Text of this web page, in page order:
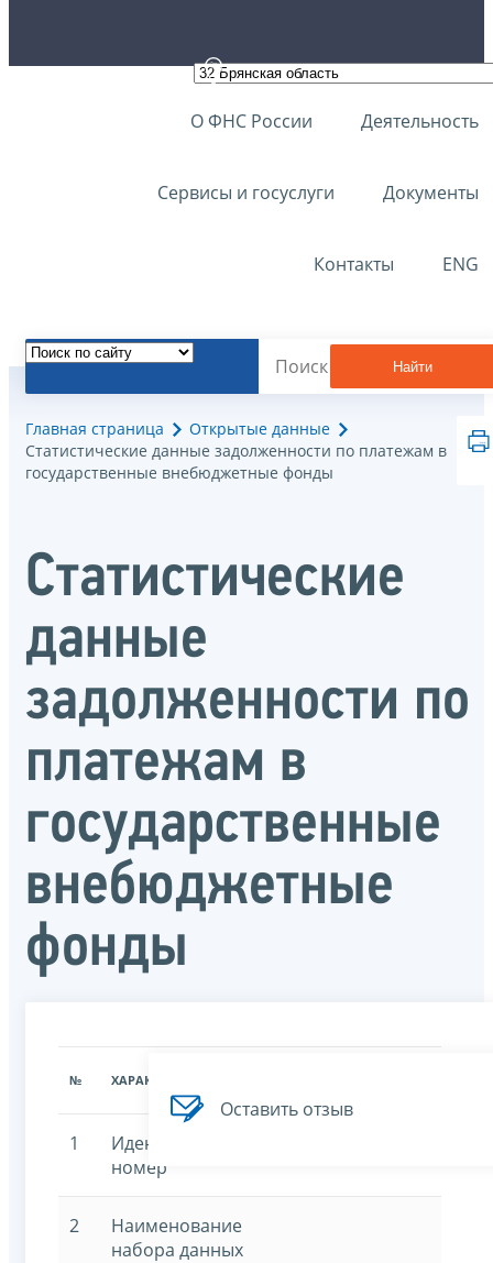
О ФНС России Деятельность
Сервисы и госуслуги Документы
Контакты ENG
Найти
Главная страница
Открытые данные
Статистические данные задолженности по платежам в
государственные внебюджетные фонды
Статистические
данные
задолженности по
платежам в
государственные
внебюджетные
фонды
№ ХАРАКТЕРИСТИКА
1
Идентификационный
номер
2
Наименование
набора данных
Оставить отзыв